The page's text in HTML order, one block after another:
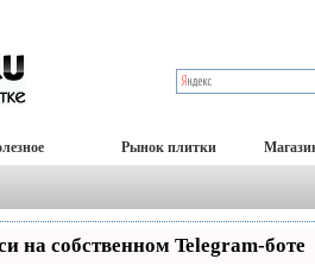
Рынок плитки
на собственном Telegram-боте